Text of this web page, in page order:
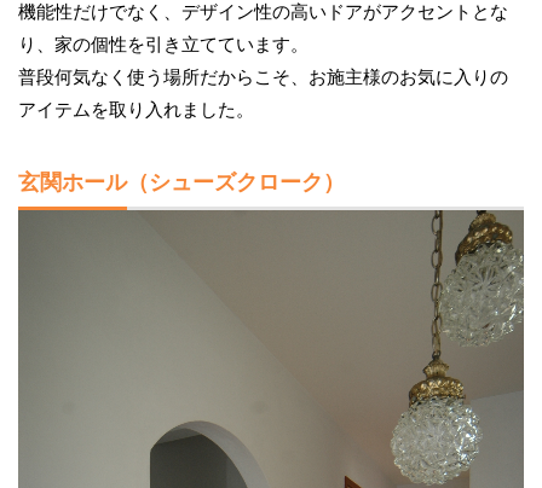
機能性だけでなく、デザイン性の高いドアがアクセントとな
り、家の個性を引き立てています。
普段何気なく使う場所だからこそ、お施主様のお気に入りの
アイテムを取り入れました。
玄関ホール（シューズクローク）